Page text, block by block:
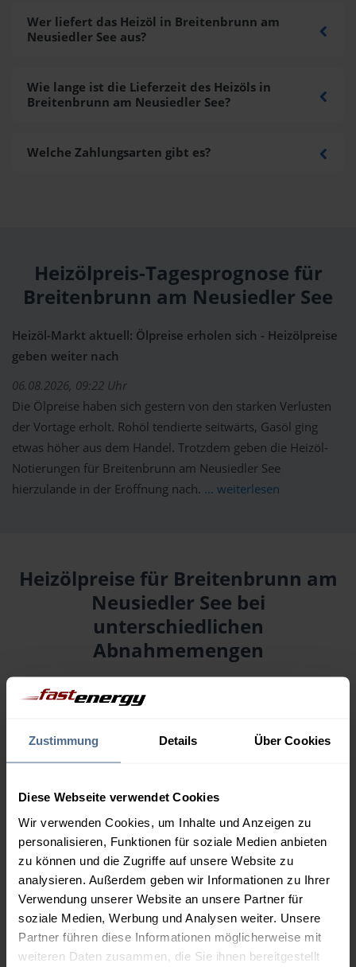
Zustimmung Details Über Cookies
Diese Webseite verwendet Cookies
Wir verwenden Cookies, um Inhalte und Anzeigen zu
personalisieren, Funktionen für soziale Medien anbieten
zu können und die Zugriffe auf unsere Website zu
analysieren. Außerdem geben wir Informationen zu Ihrer
Verwendung unserer Website an unsere Partner für
soziale Medien, Werbung und Analysen weiter. Unsere
Partner führen diese Informationen möglicherweise mit
weiteren Daten zusammen, die Sie ihnen bereitgestellt
Wer liefert das Heizöl in Breitenbrunn am
Neusiedler See aus?
Wie lange ist die Lieferzeit des Heizöls in
Breitenbrunn am Neusiedler See?
Welche Zahlungsarten gibt es?
Heizölpreis-Tagesprognose für
Breitenbrunn am Neusiedler See
Heizöl-Markt aktuell: Ölpreise erholen sich - Heizölpreise
geben weiter nach
06.08.2026, 09:22 Uhr
Die Ölpreise haben sich gestern von den starken Verlusten
der Vortage erholt. Rohöl tendierte seitwärts, Gasöl ging
etwas höher aus dem Handel. Trotzdem geben die Heizöl-
Notierungen für Breitenbrunn am Neusiedler See
hierzulande in der Eröffnung nach. ... weiterlesen
Heizölpreise für Breitenbrunn am
Neusiedler See bei
unterschiedlichen
Abnahmemengen
Menge
1.000 Liter – 0,60 €
2.000 Liter
166,08 €
3.000 Liter
164,01 €
164,61 €
– 0,60 €
5.000 Liter
162,49 €
163,09 €
– 0,60 €
Preise für Heizöl in Standardqualität nach Ö-Norm C 1109 in € / 100
Liter inkl. MwSt. und Lieferung bei einer Lieferstelle.